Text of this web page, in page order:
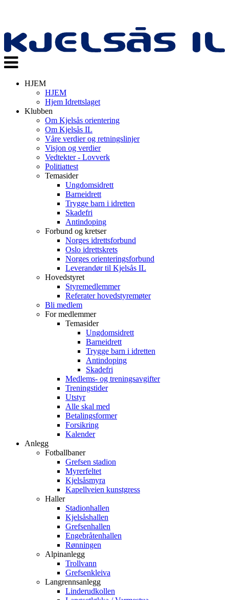
Veksle
navigasjon
HJEM
HJEM
Hjem Idrettslaget
Klubben
Om Kjelsås orientering
Om Kjelsås IL
Våre verdier og retningslinjer
Visjon og verdier
Vedtekter - Lovverk
Politiattest
Temasider
Ungdomsidrett
Barneidrett
Trygge barn i idretten
Skadefri
Antindoping
Forbund og kretser
Norges idrettsforbund
Oslo idrettskrets
Norges orienteringsforbund
Leverandør til Kjelsås IL
Hovedstyret
Styremedlemmer
Referater hovedstyremøter
Bli medlem
For medlemmer
Temasider
Ungdomsidrett
Barneidrett
Trygge barn i idretten
Antindoping
Skadefri
Medlems- og treningsavgifter
Treningstider
Utstyr
Alle skal med
Betalingsformer
Forsikring
Kalender
Anlegg
Fotballbaner
Grefsen stadion
Myrerfeltet
Kjelsåsmyra
Kapellveien kunstgress
Haller
Stadionhallen
Kjelsåshallen
Grefsenhallen
Engebråtenhallen
Rønningen
Alpinanlegg
Trollvann
Grefsenkleiva
Langrennsanlegg
Linderudkollen